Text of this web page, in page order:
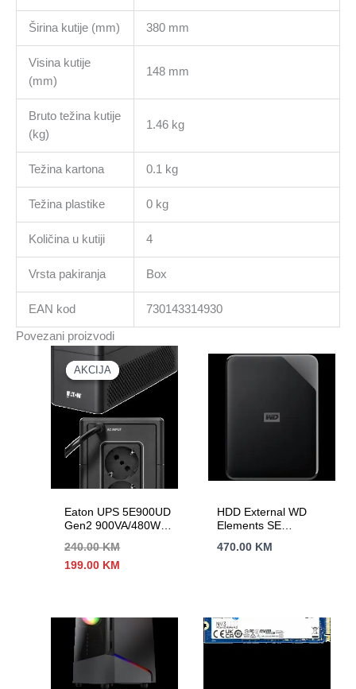
Širina kutije (mm) 380 mm
Visina kutije
(mm)
148 mm
Bruto težina kutije
(kg)
1.46 kg
Težina kartona 0.1 kg
Težina plastike 0 kg
Količina u kutiji 4
Vrsta pakiranja Box
EAN kod 730143314930
Povezani proizvodi
AKCIJA
AKCIJA
Eaton UPS 5E900UD
Gen2 900VA/480W,
Interactive, 2 x
Schuko;Outputs; 1
Backup 1 PC – 24
min; 2yr warranty
240.00KM
Izvorna
199.00 KM
HDD External WD
Elements SE
3.0)
470.00 KM